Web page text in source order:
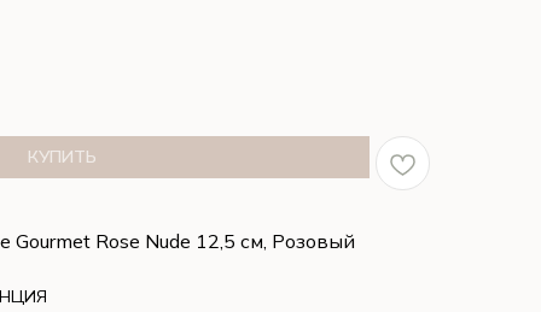
КУПИТЬ
Rose Nude 12,5 см, Розовый